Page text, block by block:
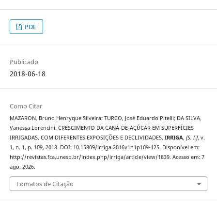
PDF
Publicado
2018-06-18
Como Citar
MAZARON, Bruno Henryque Silveira; TURCO, José Eduardo Pitelli; DA SILVA,
Vanessa Lorencini. CRESCIMENTO DA CANA-DE-AÇÚCAR EM SUPERFÍCIES
IRRIGADAS, COM DIFERENTES EXPOSIÇÕES E DECLIVIDADES. IRRIGA, [S. l.], v.
1, n. 1, p. 109, 2018. DOI: 10.15809/irriga.2016v1n1p109-125. Disponível em:
http://revistas.fca.unesp.br/index.php/irriga/article/view/1839. Acesso em: 7
ago. 2026.
Fomatos de Citação